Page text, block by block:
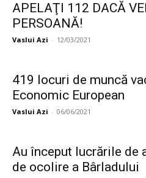
APELAŢI 112 DACĂ
PERSOANĂ!
Vaslui Azi - 12/03/2021
419 locuri de muncă
Economic European
Vaslui Azi - 06/06/2021
Au început lucrările de
de ocolire a Bârladului